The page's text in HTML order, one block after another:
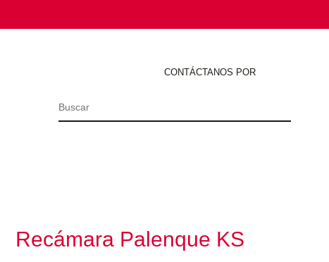
CONTÁCTANOS POR
Buscar
por:
Recámara Palenque KS